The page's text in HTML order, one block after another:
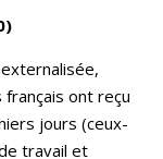
ont reçu
jours (ceux-
travail et